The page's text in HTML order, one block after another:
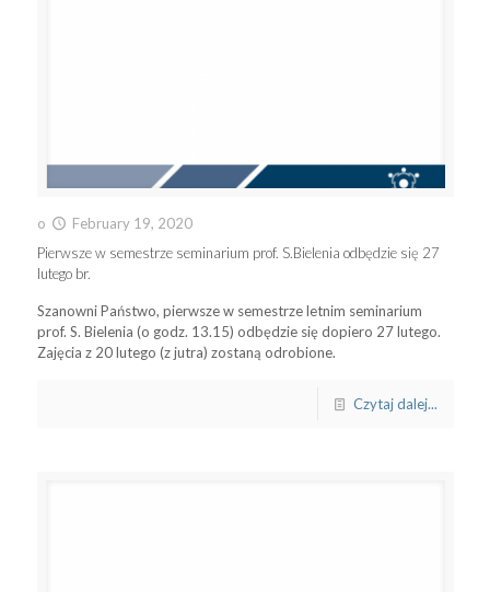
o
February 19, 2020
Pierwsze w semestrze seminarium prof. S.Bielenia odbędzie się 27
lutego br.
Szanowni Państwo, pierwsze w semestrze letnim seminarium
prof. S. Bielenia (o godz. 13.15) odbędzie się dopiero 27 lutego.
Zajęcia z 20 lutego (z jutra) zostaną odrobione.
Czytaj dalej...